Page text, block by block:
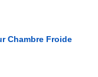
Chambre Froide